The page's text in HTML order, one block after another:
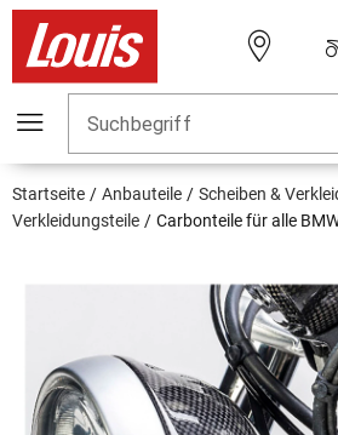
Suchbegriff
Startseite Anbauteile
Scheiben &
Verkleidungsteile
Carbonteile für alle